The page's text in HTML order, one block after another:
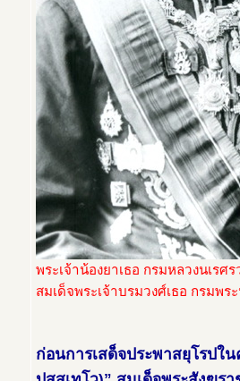
พระเจ้าน้องยาเธอ กรมหลวงนเรศ
สมเด็จพระเจ้าบรมวงศ์เธอ กรมพ
ก่อนการเสด็จประพาสยุโรปใ